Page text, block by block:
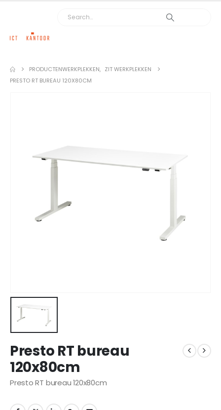
PRODUCTENWERKPLEKKEN, ZIT WERKPLEKKEN
PRESTO RT BUREAU 120X80CM
Presto RT bureau
120x80cm
Presto RT bureau 120x80cm